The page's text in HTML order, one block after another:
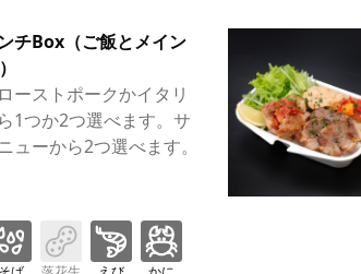
チBox（ご飯とメイン
ーストポークかイタリ
1つか2つ選べます。サ
ューから2つ選べます。